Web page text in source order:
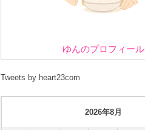
ゆんのプロフィール
Tweets by heart23com
2026年8月